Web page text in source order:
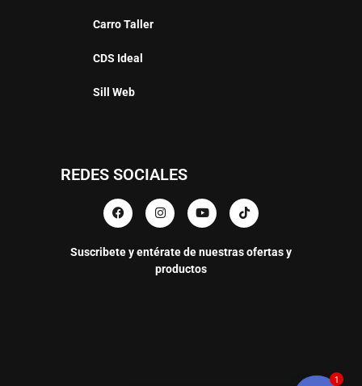
Carro Taller
CDS Ideal
Sill Web
REDES SOCIALES
Suscribete y entérate de nuestras ofertas y
productos
1